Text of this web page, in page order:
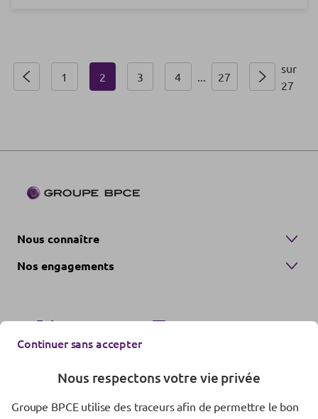
1 2 3 4 27
sur
27
Nous connaître
Nos engagements
Continuer sans accepter
Nous respectons votre vie privée
Groupe BPCE utilise des traceurs afin de permettre le bon